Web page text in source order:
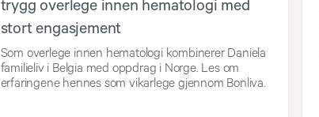
trygg overlege innen hematologi med
stort engasjement
Som overlege innen hematologi kombinerer Daniela
familieliv i Belgia med oppdrag i Norge. Les om
erfaringene hennes som vikarlege gjennom Bonliva.